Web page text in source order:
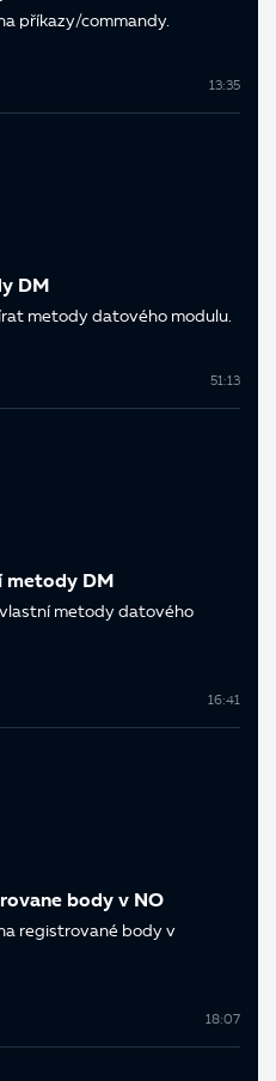
příkazy/commandy.
13:35
DM
metody datového modulu.
51:13
metody DM
metody datového
16:41
body v NO
registrované body v
18:07